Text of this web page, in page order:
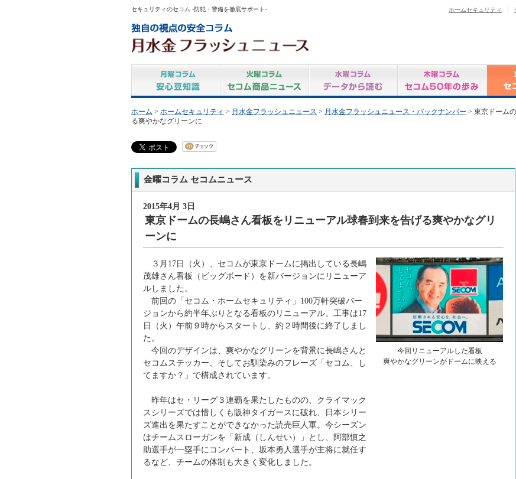
セキュリティのセコム -防犯・警備を徹底サポート- ホームセキュリティ
ホーム > ホームセキュリティ > 月水金フラッシュニュース > 月水金フラッシュニュース・バックナンバー > 東京ドーム
る爽やかなグリーンに
金曜コラム セコムニュース
2015年4月 3日
東京ドームの長嶋さん看板をリニューアル球春到来を告げる爽やかなグリ
ーンに
３月17日（火）、セコムが東京ドームに掲出している長嶋
茂雄さん看板（ビッグボード）を新バージョンにリニューア
ルしました。
前回の「セコム・ホームセキュリティ」100万軒突破バー
ジョンから約半年ぶりとなる看板のリニューアル。工事は17
日（火）午前９時からスタートし、約２時間後に終了しまし
た。
今回のデザインは、爽やかなグリーンを背景に長嶋さんと
セコムステッカー、そしてお馴染みのフレーズ「セコム、し
てますか？」で構成されています。
昨年はセ・リーグ３連覇を果たしたものの、クライマック
スシリーズでは惜しくも阪神タイガースに破れ、日本シリー
ズ進出を果たすことができなかった読売巨人軍。今シーズン
はチームスローガンを「新成（しんせい）」とし、阿部慎之
助選手が一塁手にコンバート、坂本勇人選手が主将に就任す
るなど、チームの体制も大きく変化しました。
今回リニューアルした看板
爽やかなグリーンがドームに映える